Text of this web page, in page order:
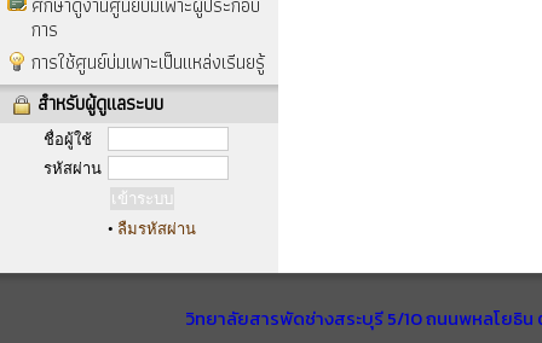
การ
การใช้ศูนย์บ่มเพาะเป็นแหล่งเรีนยรู้
สำหรับผู้ดูแลระบบ
ชื่อผู้ใช้
รหัสผ่าน
• ลืมรหัสผ่าน
วิทยาลัยสารพัดช่างสระบุรี 5/10 ถนนพหลโยธิ